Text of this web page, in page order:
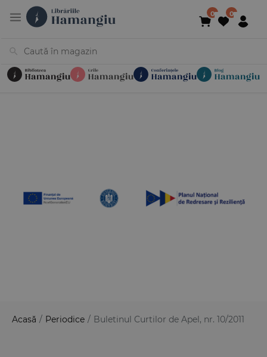
Acasă / Periodice / Buletinul Curtilor de Apel, nr. 10/2011